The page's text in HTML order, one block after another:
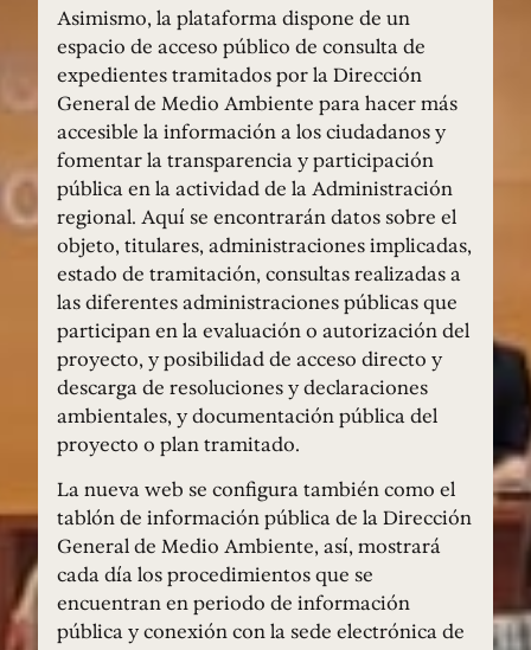
Asimismo, la plataforma dispone de un
espacio de acceso público de consulta de
expedientes tramitados por la Dirección
General de Medio Ambiente para hacer más
accesible la información a los ciudadanos y
fomentar la transparencia y participación
pública en la actividad de la Administración
regional. Aquí se encontrarán datos sobre el
objeto, titulares, administraciones implicadas,
estado de tramitación, consultas realizadas a
las diferentes administraciones públicas que
participan en la evaluación o autorización del
proyecto, y posibilidad de acceso directo y
descarga de resoluciones y declaraciones
ambientales, y documentación pública del
proyecto o plan tramitado.
La nueva web se configura también como el
tablón de información pública de la Dirección
General de Medio Ambiente, así, mostrará
cada día los procedimientos que se
encuentran en periodo de información
pública y conexión con la sede electrónica de